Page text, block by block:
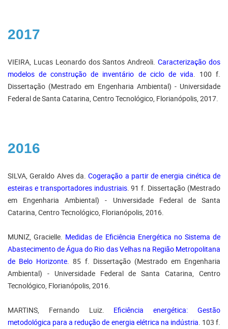
2017
VIEIRA, Lucas Leonardo dos Santos Andreoli.Caracterização dos
modelos de construção de inventário de ciclo de vida. 100 f.
Dissertação (Mestrado em Engenharia Ambiental) - Universidade
Federal de Santa Catarina, Centro Tecnológico, Florianópolis, 2017.
2016
SILVA, Geraldo Alves da.Cogeração a partir de energia cinética de
esteiras e transportadores industriais. 91 f. Dissertação (Mestrado
em Engenharia Ambiental) - Universidade Federal de Santa
Catarina, Centro Tecnológico, Florianópolis, 2016.
MUNIZ, Gracielle. Medidas de Eficiência Energética no Sistema de
Abastecimento de Água do Rio das Velhas na Região Metropolitana
de Belo Horizonte. 85 f. Dissertação (Mestrado em Engenharia
Ambiental) - Universidade Federal de Santa Catarina, Centro
Tecnológico, Florianópolis, 2016.
MARTINS, Fernando Luiz. Eficiência energética: Gestão
metodológica para a redução de energia elétrica na indústria. 103 f.